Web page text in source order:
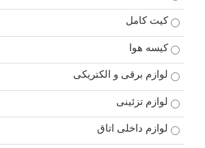
کیت کامل
کیسه هوا
لوازم برقی و الکتریکی
لوازم تزئینی
لوازم داخلی اتاق